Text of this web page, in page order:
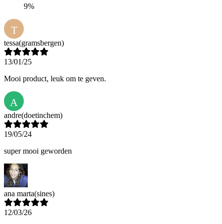
9%
T
tessa(gramsbergen)
13/01/25
Mooi product, leuk om te geven.
A
andre(doetinchem)
19/05/24
super mooi geworden
ana marta(sines)
12/03/26